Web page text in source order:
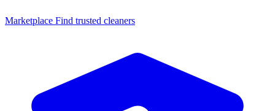
Marketplace Find trusted cleaners